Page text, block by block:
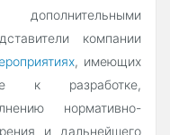
дополнительными
компании
, имеющих
к разработке,
нормативно-
и дальнейшего